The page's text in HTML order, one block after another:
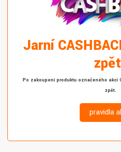
Jarní
Po zakoupení produktu označeného akcí
zpět.
pravidla